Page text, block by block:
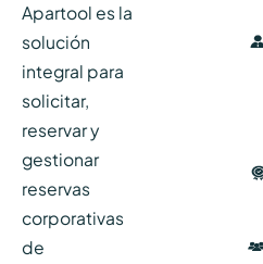
Apartool es la
solución
integral para
solicitar,
reservar y
gestionar
reservas
corporativas
de